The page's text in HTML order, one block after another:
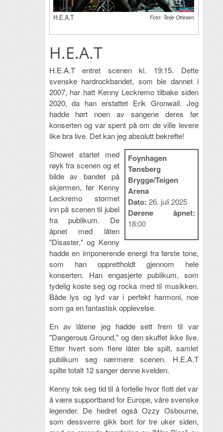
H.E.A.T Foto: Terje Ottesen
H.E.A.T
H.E.A.T entret scenen kl. 19:15. Dette
svenske hardrockbandet, som ble dannet i
2007, har hatt Kenny Leckremo tilbake siden
2020, da han erstattet Erik Gronwall. Jeg
hadde hørt noen av sangene deres før
konserten og var spent på om de ville levere
like bra live. Det kan jeg absolutt bekrefte!
Foynhagen
Tønsberg
Brygge/Teigen
Arena
Dato: 26. juli 2025
Dørene åpnet:
18:00
Showet startet med
røyk fra scenen og et
bilde av bandet på
skjermen, før Kenny
Leckremo stormet
inn på scenen til jubel
fra publikum. De
åpnet med låten
"Disaster," og Kenny
hadde en imponerende energi fra første tone,
som han opprettholdt gjennom hele
konserten. Han engasjerte publikum, som
tydelig koste seg og rocka med til musikken.
Både lys og lyd var i perfekt harmoni, noe
som ga en fantastisk opplevelse.
En av låtene jeg hadde sett frem til var
"Dangerous Ground," og den skuffet ikke live.
Etter hvert som flere låter ble spilt, samlet
publikum seg nærmere scenen. H.E.A.T
spilte totalt 12 sanger denne kvelden.
Kenny tok seg tid til å fortelle hvor flott det var
å være supportband for Europe, våre svenske
legender. De hedret også Ozzy Osbourne,
som dessverre gikk bort for tre uker siden,